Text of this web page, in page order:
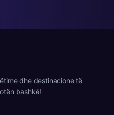
dhe destinacione të
bashkë!